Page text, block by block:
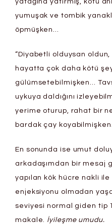
yatağına yatırmış, kötü
yumuşak ve tombik
öpmüşken…
“Diyabetli olduysan
hayatta çok daha kötü
gülümsetebilmişken…
uykuya daldığını
yerime oturup, rahat bir
bardak çay
En sonunda ise umut
arkadaşımdan bir mesaj
yapılan kök hücre nakli ile
enjeksiyonu olmadan
seviyesi normal giden tip
makale. İyileşme umudu.